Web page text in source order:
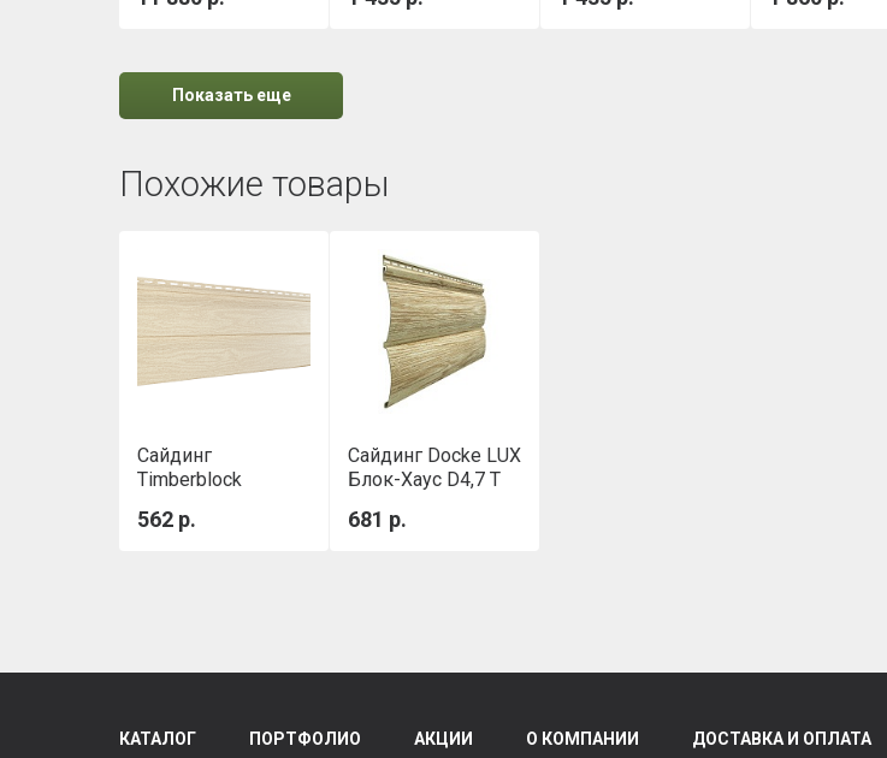
м
0,288м3/уп
0,288м3/уп
0.432 м3/уп)
Показать еще
Похожие товары
Сайдинг
Timberblock
серия "Кедр"
562 р.
Сайдинг Docke LUX
Блок-Хаус D4,7 T
681 р.
КАТАЛОГ ПОРТФОЛИО АКЦИИ О КОМПАНИИ ДОСТАВКА И ОПЛАТА